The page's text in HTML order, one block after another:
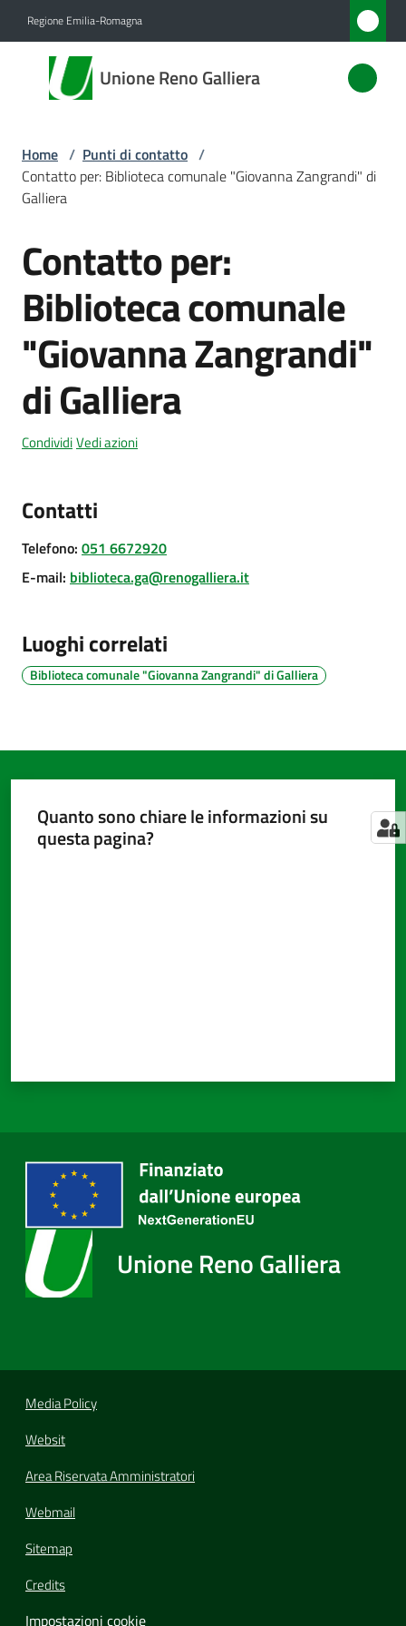
Regione Emilia-Romagna
Unione Reno Galliera
Unione
Reno
Amministrazione
Novità
Servizi
Vivere
l'Unione
trasparente
Tutti
gli
Seguici
Home / Punti di contatto /
Contatto per: Biblioteca comunale "Giovanna Zangrandi" di
Galliera
Salta al contenuto
Contatto per:
Biblioteca comunale
"Giovanna Zangrandi"
di Galliera
CondividiVedi azioni
Contatti
Telefono: 051 6672920
E-mail: biblioteca.ga@renogalliera.it
Luoghi correlati
Biblioteca comunale "Giovanna Zangrandi" di Galliera
Quanto sono chiare le informazioni su
questa pagina?
Unione Reno Galliera
Media Policy
Websit
Area Riservata Amministratori
Webmail
Sitemap
Credits
Impostazioni cookie